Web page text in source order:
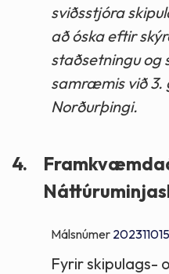
sviðsstjóra
að óska eftir
staðsetningu
samræmis við 3.
Norðurþingi.
4.
Málsnúmer 202311015
Fyrir skipulags-